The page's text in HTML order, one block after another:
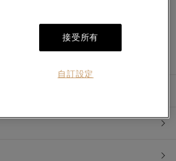
接受所有
自訂設定